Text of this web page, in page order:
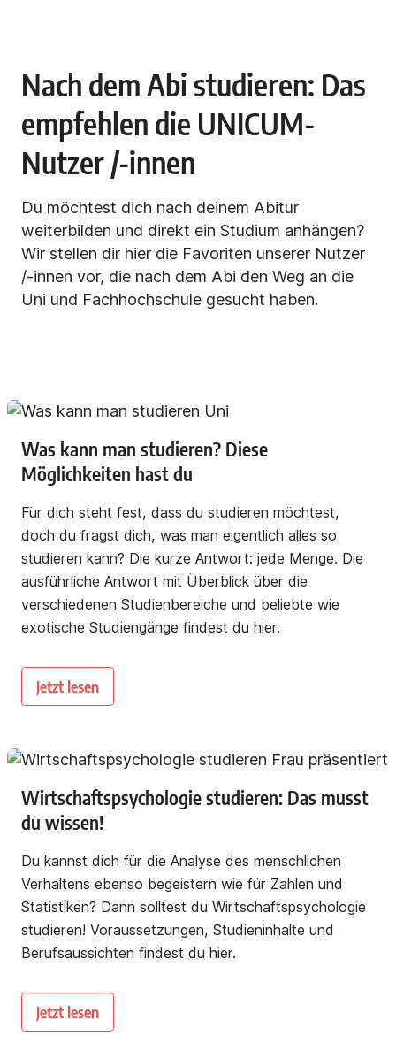
Nach dem Abi studieren: Das
empfehlen die UNICUM-
Nutzer /-innen
Du möchtest dich nach deinem Abitur
weiterbilden und direkt ein Studium anhängen?
Wir stellen dir hier die Favoriten unserer Nutzer
/-innen vor, die nach dem Abi den Weg an die
Uni und Fachhochschule gesucht haben.
Was kann man studieren? Diese
Möglichkeiten hast du
Für dich steht fest, dass du studieren möchtest,
doch du fragst dich, was man eigentlich alles so
studieren kann? Die kurze Antwort: jede Menge. Die
ausführliche Antwort mit Überblick über die
verschiedenen Studienbereiche und beliebte wie
exotische Studiengänge findest du hier.
Jetzt lesen
Wirtschaftspsychologie studieren: Das musst
du wissen!
Du kannst dich für die Analyse des menschlichen
Verhaltens ebenso begeistern wie für Zahlen und
Statistiken? Dann solltest du Wirtschaftspsychologie
studieren! Voraussetzungen, Studieninhalte und
Berufsaussichten findest du hier.
Jetzt lesen